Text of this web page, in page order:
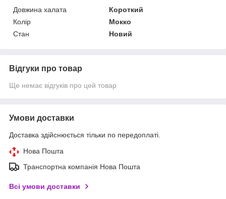
Довжина халата
Короткий
Колір
Мокко
Стан
Новий
Відгуки про товар
Ще немає відгуків про цей товар
Умови доставки
Доставка здійснюється тільки по передоплаті.
Нова Пошта
Транспортна компанія Нова Пошта
Всі умови доставки